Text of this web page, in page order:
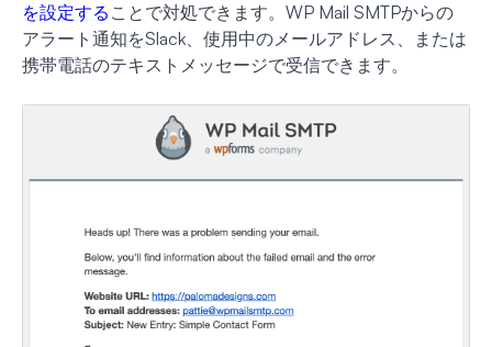
を設定する ことで対処できます。WP Mail SMTPからの
アラート通知をSlack、使用中のメールアドレス、または
携帯電話のテキストメッセージで受信できます。